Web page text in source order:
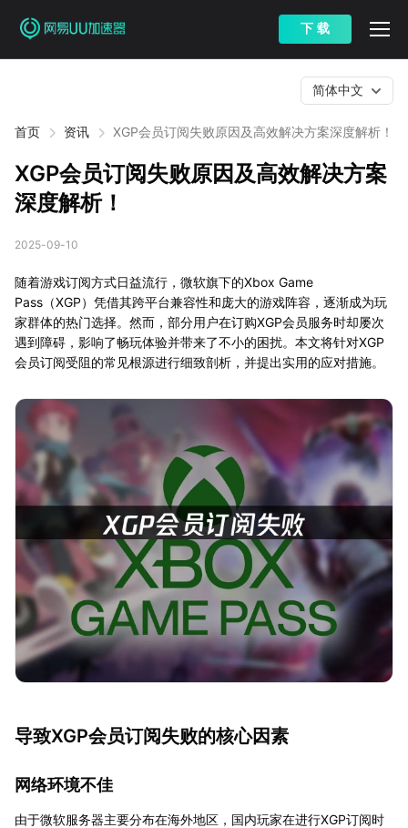
下 载
首页 资讯 XGP会员订阅失败原因及高效解决方案深度解析！
简体中文
XGP会员订阅失败原因及高效解决方案
深度解析！
2025-09-10
随着游戏订阅方式日益流行，微软旗下的Xbox Game
Pass（XGP）凭借其跨平台兼容性和庞大的游戏阵容，逐渐成为玩
家群体的热门选择。然而，部分用户在订购XGP会员服务时却屡次
遇到障碍，影响了畅玩体验并带来了不小的困扰。本文将针对XGP
会员订阅受阻的常见根源进行细致剖析，并提出实用的应对措施。
导致XGP会员订阅失败的核心因素
网络环境不佳
由于微软服务器主要分布在海外地区，国内玩家在进行XGP订阅时